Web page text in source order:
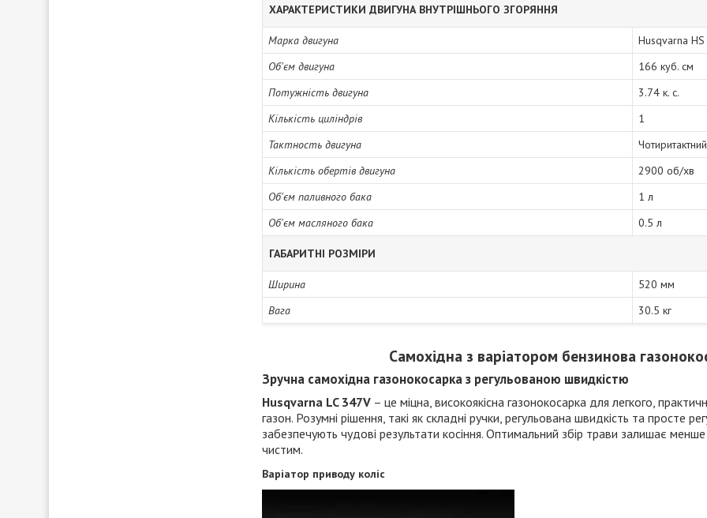
ХАРАКТЕРИСТИКИ ДВИГУНА ВНУТРІШНЬОГО ЗГОРЯННЯ
Марка двигуна
Husqvarna
Об'єм двигуна
166 куб. см
Потужність двигуна
3.74 к. с.
Кількість циліндрів
1
Тактность двигуна
Чотиритактний
Кількість обертів двигуна
2900 об/хв
Об'єм паливного бака
1 л
Об'єм масляного бака
0.5 л
ГАБАРИТНІ РОЗМІРИ
Ширина
520 мм
Вага
30.5 кг
Самохідна з варіатором бензинова
Зручна самохідна газонокосарка з регульованою швидкістю
Husqvarna LC 347V – це міцна, високоякісна газонокосарка для легкого,
газон. Розумні рішення, такі як складні ручки, регульована швидкість та просте
забезпечують чудові результати косіння. Оптимальний збір трави залишає
чистим.
Варіатор приводу коліс